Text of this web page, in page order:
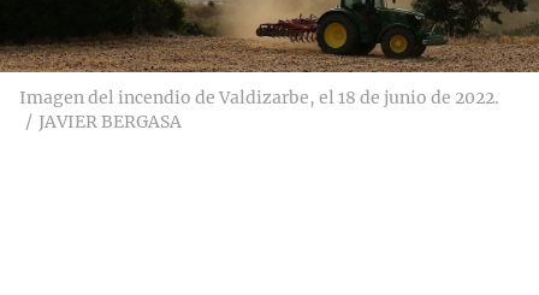
Imagen del incendio de Valdizarbe, el 18 de junio de 2022.
JAVIER BERGASA